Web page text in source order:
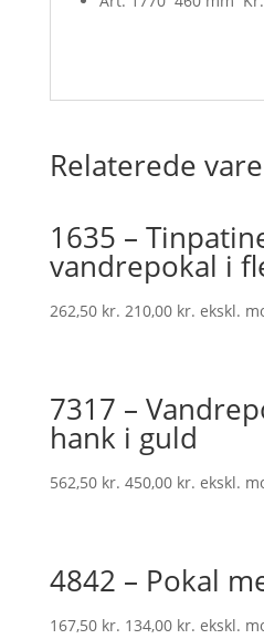
Relaterede
1635 –
vandrepokal i
262,50 kr. 210,00 kr. ekskl.
7317 –
hank i guld
562,50 kr. 450,00 kr. ekskl.
4842 – Pokal
167,50 kr. 134,00 kr. ekskl.